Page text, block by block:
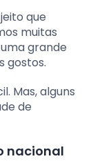
que
muitas
grande
gostos.
Mas, alguns
de
nacional